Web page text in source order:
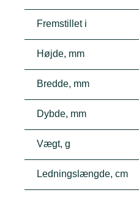
Fremstillet i
Højde, mm
Bredde, mm
Dybde, mm
Vægt, g
Ledningslængde, cm